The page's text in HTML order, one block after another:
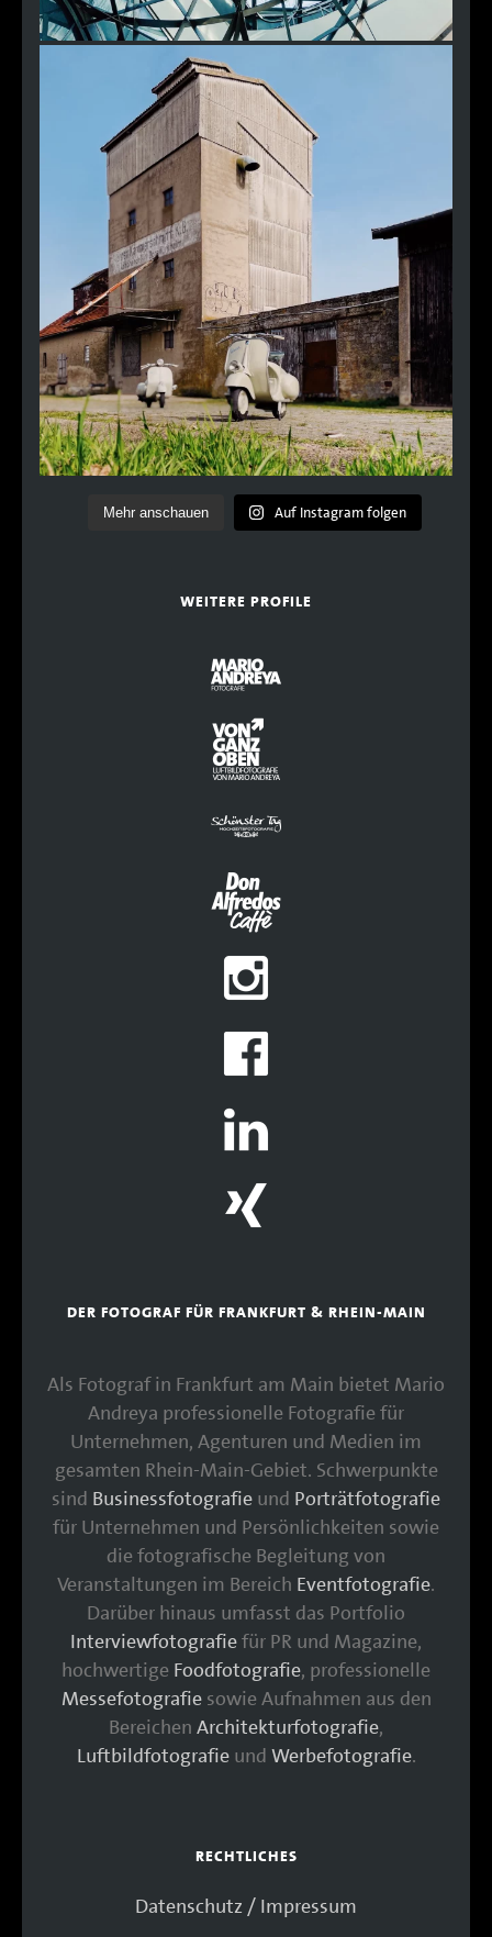
Mehr anschauen Auf Instagram folgen
WEITERE PROFILE
DER FOTOGRAF FÜR FRANKFURT & RHEIN-MAIN
Als Fotograf in Frankfurt am Main bietet Mario
Andreya professionelle Fotografie für
Unternehmen, Agenturen und Medien im
gesamten Rhein-Main-Gebiet. Schwerpunkte
sind Businessfotografie und Porträtfotografie
für Unternehmen und Persönlichkeiten sowie
die fotografische Begleitung von
Veranstaltungen im Bereich Eventfotografie.
Darüber hinaus umfasst das Portfolio
Interviewfotografiefür PR und Magazine,
hochwertige Foodfotografie, professionelle
Messefotografiesowie Aufnahmen aus den
Bereichen Architekturfotografie,
Luftbildfotografieund Werbefotografie.
RECHTLICHES
Datenschutz / Impressum